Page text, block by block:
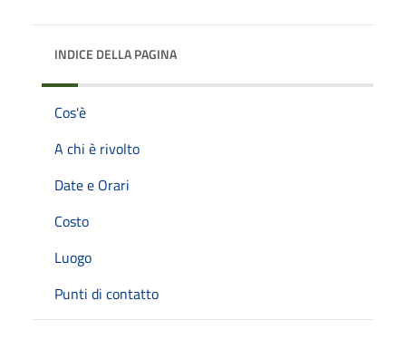
INDICE DELLA PAGINA
Cos'è
A chi è rivolto
Date e Orari
Costo
Luogo
Punti di contatto